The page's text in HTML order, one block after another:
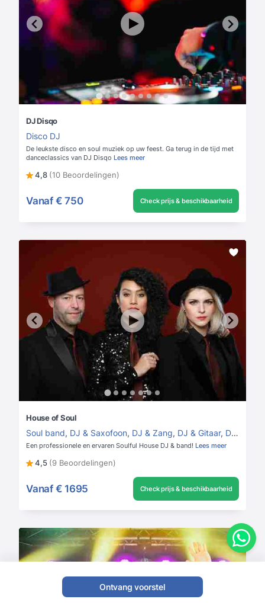
DJ Disqo
Disco DJ
De leukste disco en soul muziek op uw feest. Ga terug in de tijd met
danceclassics van DJ Disqo Lees meer
4,8 (10 Beoordelingen)
Vanaf € 750 Check prijs & beschikbaarheid
House of Soul
Soul band, DJ & Saxofoon, DJ & Zang, DJ & Gitaar, DJ & Band
Een professionele en ervaren Soulful House DJ & band! Lees meer
4,5 (9 Beoordelingen)
Vanaf € 1695 Check prijs & beschikbaarheid
Ontvang voorstel